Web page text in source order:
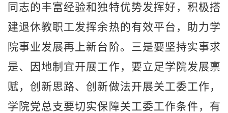
同志的丰富经验和独特优势发挥好，积极搭
建退休教职工发挥余热的有效平台，助力学
院事业发展再上新台阶。三是要坚持实事求
是、因地制宜开展工作，要立足学院发展禀
赋，创新思路、创新做法开展关工委工作，
学院党总支要切实保障关工委工作条件，有